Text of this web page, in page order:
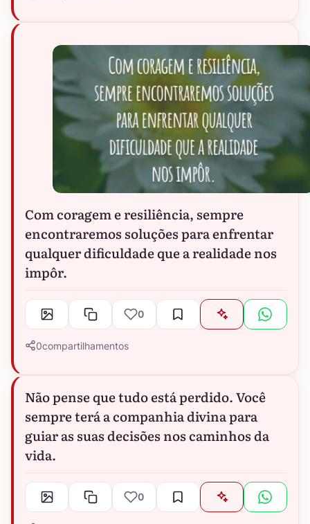
Com coragem e resiliência, sempre
encontraremos soluções para enfrentar
qualquer dificuldade que a realidade nos
impôr.
0
0compartilhamentos
Não pense que tudo está perdido. Você
sempre terá a companhia divina para
guiar as suas decisões nos caminhos da
vida.
0